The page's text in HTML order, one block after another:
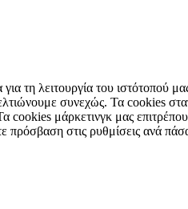
τη λειτουργία του ιστότοπού
συνεχώς. Τα cookies
μάρκετινγκ μας
στις ρυθμίσεις ανά